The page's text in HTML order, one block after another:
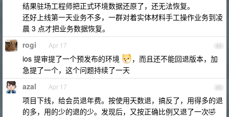
结果驻场工程师把正式环境数据还原了，还无法恢复。
还好上线第一天业务不多，一群对着实体材料手工操作业务到凌
晨 3 点才把业务数据恢复。
84
rogi Apr 17
ios 提审提了一个预发布的环境
，而且还不能回退版本，加
急提了一个，这个问题持续了一天
85
azal Apr 17
项目下线，给会员退年费。按使用天数退，搞反了，用得多的退
的多，用的少的退的少。发现后，又按正确比例又退了一次🤣